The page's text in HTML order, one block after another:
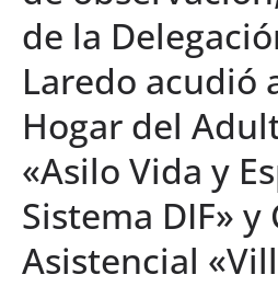
de la
Laredo acudió
Hogar del
«Asilo Vida y
Sistema DIF» y
Asistencial